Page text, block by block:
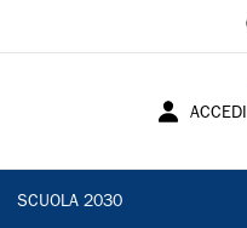
ACCEDI
SCUOLA 2030